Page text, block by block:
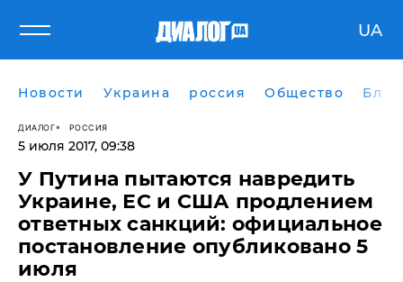
UA
Новости Украина россия Общество
ДИАЛОГ РОССИЯ
5 июля 2017, 09:38
У Путина пытаются навредить
Украине, ЕС и США продлением
ответных санкций: официальное
постановление опубликовано 5
июля